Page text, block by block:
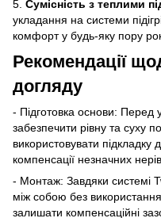
5. Сумісність з теплими
укладання на системи
комфорт у будь-яку пору
Рекомендації
догляду
- Підготовка основи: Перед
забезпечити рівну та суху
використовувати підкладку
компенсації незначних
- Монтаж: Завдяки системі
між собою без
залишати компенсаційні